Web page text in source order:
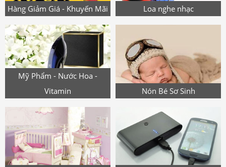
Hàng Giảm Giá - Khuyến Mãi Loa nghe nhạc
Mỹ Phẩm - Nước Hoa -
Vitamin
Nón Bé Sơ Sinh